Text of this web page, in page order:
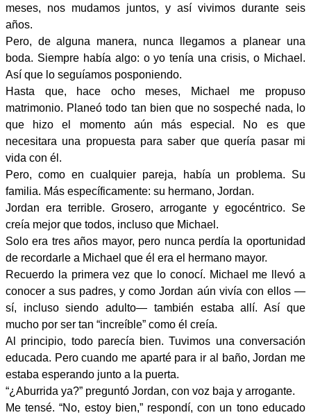
meses, nos mudamos juntos, y así vivimos durante seis
años.
Pero, de alguna manera, nunca llegamos a planear una
boda. Siempre había algo: o yo tenía una crisis, o Michael.
Así que lo seguíamos posponiendo.
Hasta que, hace ocho meses, Michael me propuso
matrimonio. Planeó todo tan bien que no sospeché nada, lo
que hizo el momento aún más especial. No es que
necesitara una propuesta para saber que quería pasar mi
vida con él.
Pero, como en cualquier pareja, había un problema. Su
familia. Más específicamente: su hermano, Jordan.
Jordan era terrible. Grosero, arrogante y egocéntrico. Se
creía mejor que todos, incluso que Michael.
Solo era tres años mayor, pero nunca perdía la oportunidad
de recordarle a Michael que él era el hermano mayor.
Recuerdo la primera vez que lo conocí. Michael me llevó a
conocer a sus padres, y como Jordan aún vivía con ellos —
sí, incluso siendo adulto— también estaba allí. Así que
mucho por ser tan “increíble” como él creía.
Al principio, todo parecía bien. Tuvimos una conversación
educada. Pero cuando me aparté para ir al baño, Jordan me
estaba esperando junto a la puerta.
“¿Aburrida ya?” preguntó Jordan, con voz baja y arrogante.
Me tensé. “No, estoy bien,” respondí, con un tono educado